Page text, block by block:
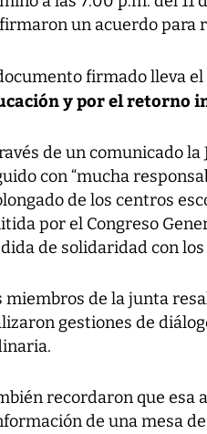
firmaron un acuerdo para
firmado lleva el
y por el retorno
de un comunicado la
con “mucha
de los centros
por el Congreso
de solidaridad con
miembros de la junta
gestiones de
recordaron que esa
de una mesa